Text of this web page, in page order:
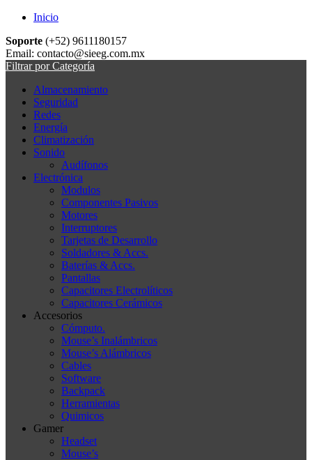
Inicio
Soporte (+52) 9611180157
Email: contacto@sieeg.com.mx
Filtrar por Categoría
Almacenamiento
Seguridad
Redes
Energía
Climatización
Sonido
Audífonos
Electrónica
Modulos
Componentes Pasivos
Motores
Interruptores
Tarjetas de Desarrollo
Soldadores & Accs.
Baterías & Accs.
Pantallas
Capacitores Electrolíticos
Capacitores Cerámicos
Accesorios
Cómputo.
Mouse’s Inalámbricos
Mouse’s Alámbricos
Cables
Software
Backpack
Herramientas
Quimicos
Gamer
Headset
Mouse’s